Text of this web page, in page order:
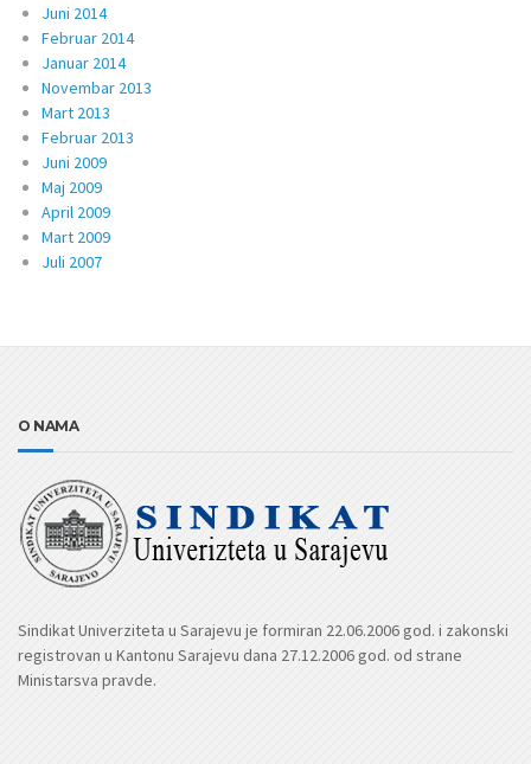
Juni 2014
Februar 2014
Januar 2014
Novembar 2013
Mart 2013
Februar 2013
Juni 2009
Maj 2009
April 2009
Mart 2009
Juli 2007
O NAMA
Sindikat Univerziteta u Sarajevu je formiran 22.06.2006 god. i zakonski
registrovan u Kantonu Sarajevu dana 27.12.2006 god. od strane
Ministarsva pravde.